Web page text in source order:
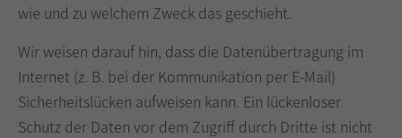
wie und zu welchem Zweck das geschieht.
Wir weisen darauf hin, dass die Datenübertragung im
Internet (z. B. bei der Kommunikation per E-Mail)
Sicherheitslücken aufweisen kann. Ein lückenloser
Schutz der Daten vor dem Zugriff durch Dritte ist nicht